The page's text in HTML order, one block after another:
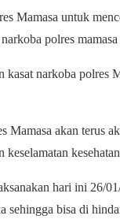
Mamasa untuk
polres mamasa
narkoba polres
Mamasa akan terus
hari ini 26/
sehingga bisa di